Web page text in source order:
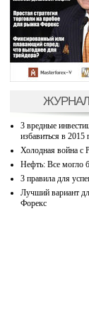
3 вредные
избавиться в 2015
Холодная война с
Нефть: Все могло
3 правила для
Лучший вариант
Форекс